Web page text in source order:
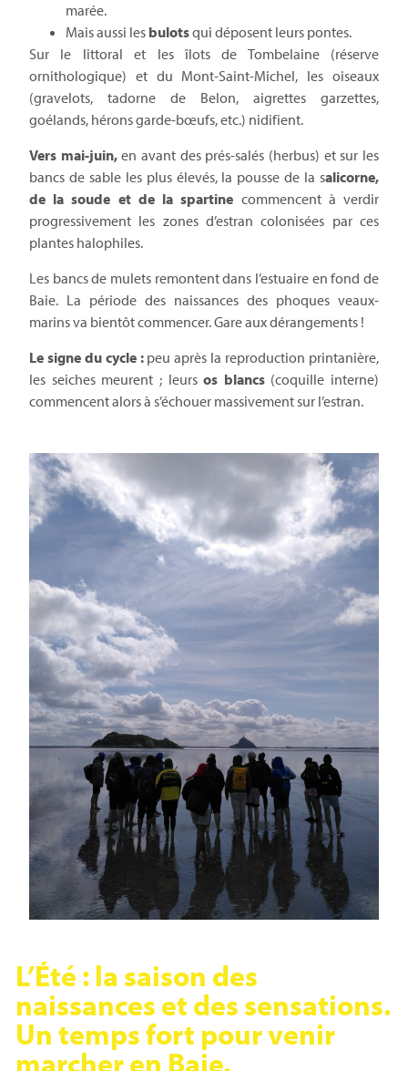
marée.
Mais aussi les bulotsqui déposent leurs pontes.
Sur le littoral et les îlots de Tombelaine (réserve
ornithologique) et du Mont-Saint-Michel, les oiseaux
(gravelots, tadorne de Belon, aigrettes garzettes,
goélands, hérons garde-bœufs, etc.) nidifient.
Vers mai-juin,en avant des prés-salés (herbus) et sur les
bancs de sable les plus élevés, la pousse de la salicorne,
de la soude et de la spartine commencent à verdir
progressivement les zones d’estran colonisées par ces
plantes halophiles.
Les bancs de mulets remontent dans l’estuaire en fond de
Baie. La période des naissances des phoques veaux-
marins va bientôt commencer. Gare aux dérangements !
Le signe du cycle :peu après la reproduction printanière,
les seiches meurent ; leursos blancs (coquille interne)
commencent alors à s’échouer massivement sur l’estran.
L’Été : la saison des
naissances et des sensations.
Un temps fort pour venir
marcher en Baie.